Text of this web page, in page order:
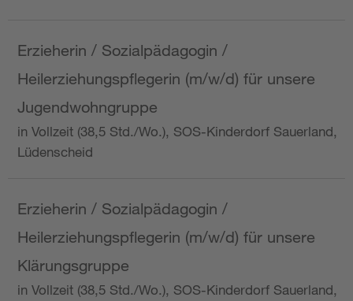
Erzieherin / Sozialpädagogin /
Heilerziehungspflegerin (m/w/d) für unsere
Jugendwohngruppe
in Vollzeit (38,5 Std./Wo.), SOS-Kinderdorf Sauerland,
Lüdenscheid
Erzieherin / Sozialpädagogin /
Heilerziehungspflegerin (m/w/d) für unsere
Klärungsgruppe
in Vollzeit (38,5 Std./Wo.), SOS-Kinderdorf Sauerland,